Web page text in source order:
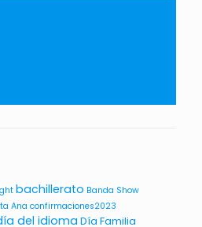
bachillerato Banda Show
Ana confirmaciones2023
del idioma Día Familia